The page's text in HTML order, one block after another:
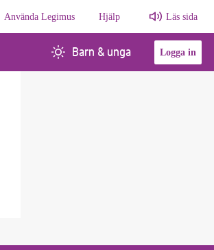
Använda Legimus Hjälp Läs sida
Barn & unga Logga in